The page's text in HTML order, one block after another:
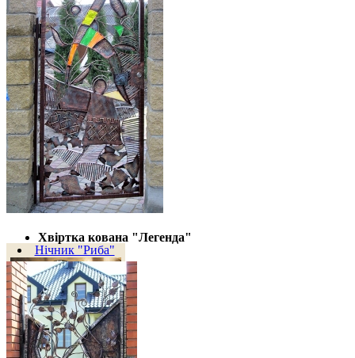
9 500 грн
Нічник "Риба"
Хвіртка кована "Легенда"